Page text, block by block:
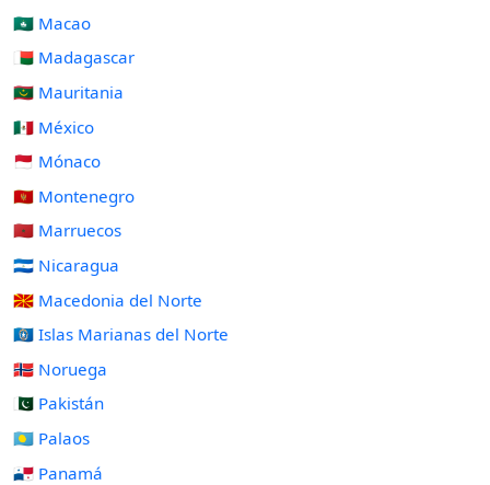
🇲🇴 Macao
🇲🇬 Madagascar
🇲🇷 Mauritania
🇲🇽 México
🇲🇨 Mónaco
🇲🇪 Montenegro
🇲🇦 Marruecos
🇳🇮 Nicaragua
🇲🇰 Macedonia del Norte
🇲🇵 Islas Marianas del Norte
🇳🇴 Noruega
🇵🇰 Pakistán
🇵🇼 Palaos
🇵🇦 Panamá